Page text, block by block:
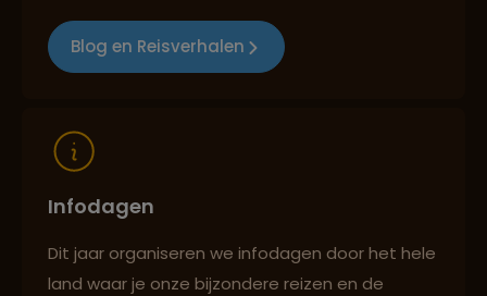
Blog en Reisverhalen
Infodagen
Dit jaar organiseren we infodagen door het hele
land waar je onze bijzondere reizen en de